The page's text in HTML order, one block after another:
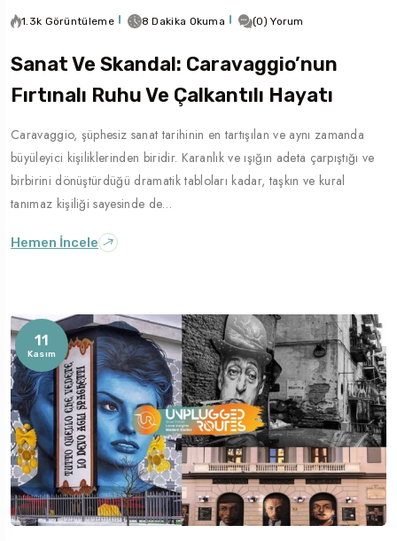
1.3k Görüntüleme 8 Dakika Okuma (0) Yorum
Sanat Ve Skandal: Caravaggio’nun
Fırtınalı Ruhu Ve Çalkantılı Hayatı
Caravaggio, şüphesiz sanat tarihinin en tartışılan ve aynı zamanda
büyüleyici kişiliklerinden biridir. Karanlık ve ışığın adeta çarpıştığı ve
birbirini dönüştürdüğü dramatik tabloları kadar, taşkın ve kural
tanımaz kişiliği sayesinde de…
Hemen İncele
11
Kasım